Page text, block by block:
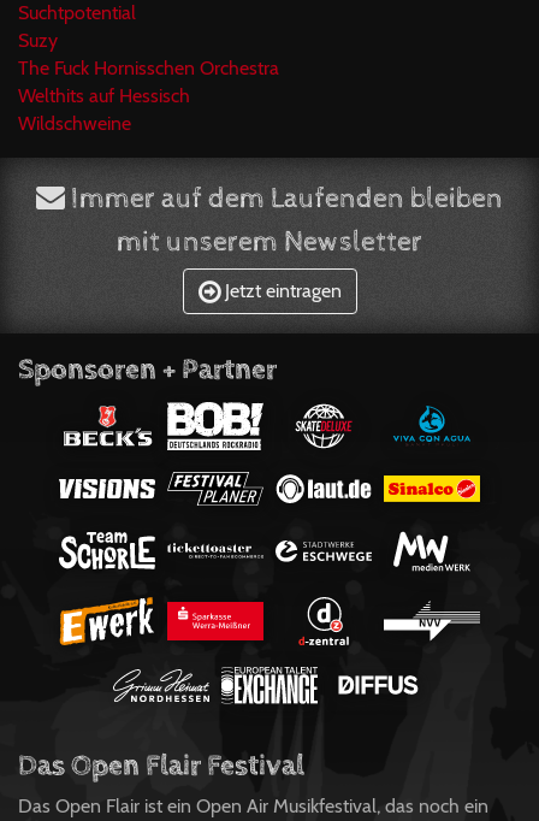
Suchtpotential
Suzy
The Fuck Hornisschen Orchestra
Welthits auf Hessisch
Wildschweine
Immer auf dem Laufenden bleiben
mit unserem Newsletter
Jetzt eintragen
Sponsoren + Partner
Das Open Flair Festival
Das Open Flair ist ein Open Air Musikfestival, das noch ein